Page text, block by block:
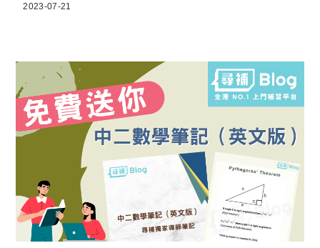
2023-07-21